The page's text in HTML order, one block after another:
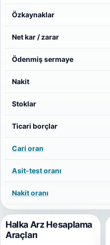
Özkaynaklar
Net kar / zarar
Ödenmiş sermaye
Nakit
Stoklar
Ticari borçlar
Cari oran
Asit-test oranı
Nakit oranı
Halka Arz Hesaplama
Araçları